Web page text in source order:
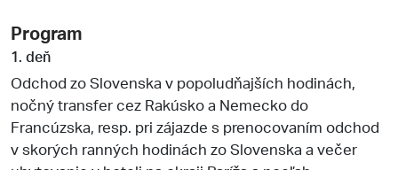
Program
1. deň
Odchod zo Slovenska v popoludňajších hodinách,
nočný transfer cez Rakúsko a Nemecko do
Francúzska, resp. pri zájazde s prenocovaním odchod
v skorých ranných hodinách zo Slovenska a večer